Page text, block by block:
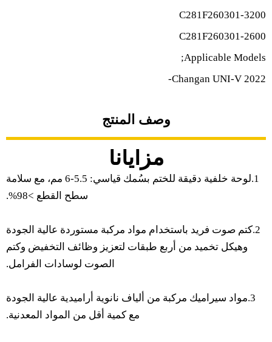
C281F260301-3200
C281F260301-2600
Applicable Models;
Changan UNI-V 2022-
وصف المنتج
مزايانا
1.لوحة خلفية دقيقة للختم بسُمك قياسي: 5.5-6 مم، مع سلامة
سطح القطع >98%.
2.كتم صوت فريد باستخدام مواد مركبة مستوردة عالية الجودة
وهيكل تخميد من أربع طبقات لتعزيز وظائف التخفيض وكتم
الصوت لوسادات الفرامل.
3.مواد سيراميك مركبة من ألياف نانوية أراميدية عالية الجودة
مع كمية أقل من المواد المعدنية.